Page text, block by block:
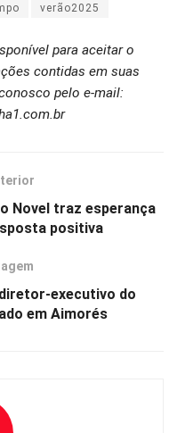
verão2025
para aceitar o
contidas em suas
pelo e-mail:
Novel traz esperança
positiva
executivo do
em Aimorés